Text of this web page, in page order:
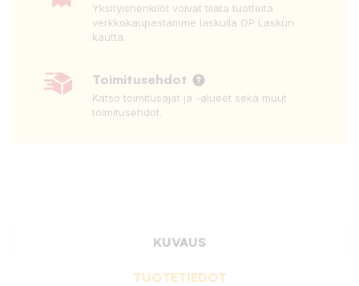
Yksityishenkilöt voivat tilata tuotteita
verkkokaupastamme laskulla OP Laskun
kautta.
Toimitusehdot
Katso toimitusajat ja -alueet sekä muut
toimitusehdot.
KUVAUS
TUOTETIEDOT